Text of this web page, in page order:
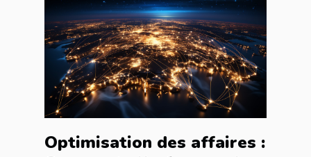
Optimisation des affaires :